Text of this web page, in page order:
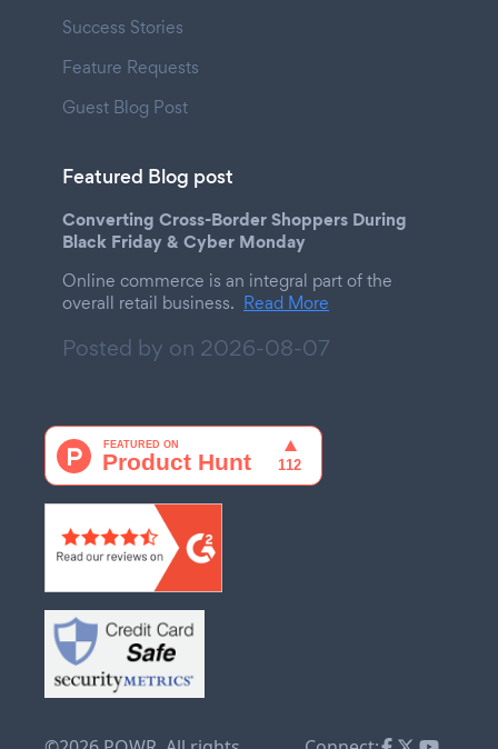
Success Stories
Feature Requests
Guest Blog Post
Featured Blog post
Converting Cross-Border Shoppers During
Black Friday & Cyber Monday
Online commerce is an integral part of the
overall retail business. Read More
Posted by on 2026-08-07